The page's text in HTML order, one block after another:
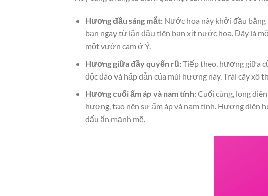
Hương đầu sáng mắt:Nước hoa này khởi đầu bằng
bạn ngay từ lần đầu tiên bạn xịt nước hoa. Đây là
một vườn cam ở Ý.
Hương giữa đầy quyến rũ:Tiếp theo, hương giữa
độc đáo và hấp dẫn của mùi hương này. Trái cây
Hương cuối ấm áp và nam tính:Cuối cùng, long
hương, tạo nên sự ấm áp và nam tính. Hương
dấu ấn mạnh mẽ.